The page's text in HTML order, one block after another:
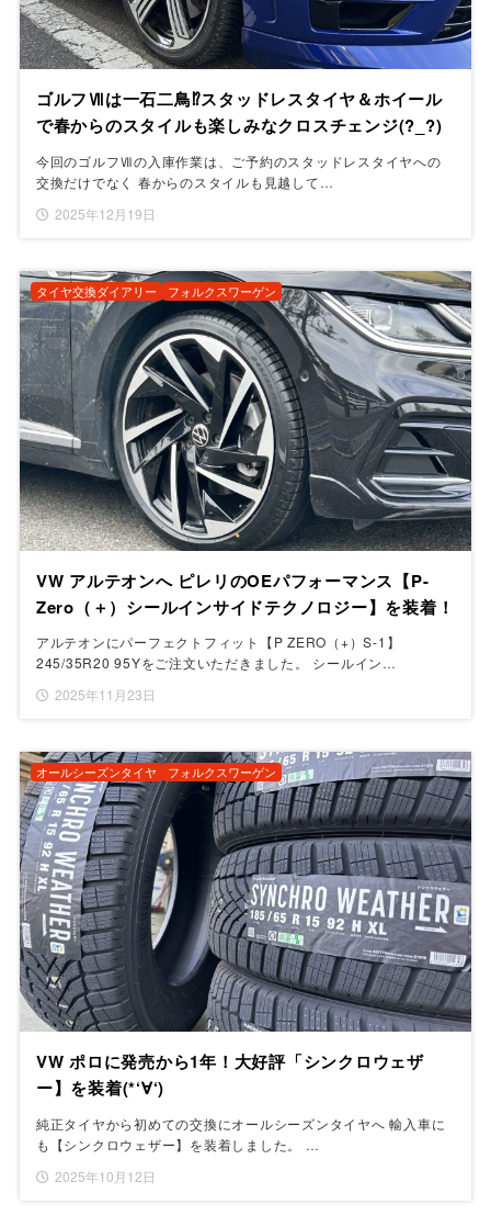
ゴルフⅦは一石二鳥⁉スタッドレスタイヤ＆ホイール
で春からのスタイルも楽しみなクロスチェンジ(?_?)
今回のゴルフⅦの入庫作業は、ご予約のスタッドレスタイヤへの
交換だけでなく 春からのスタイルも見越して…
2025年12月19日
VW アルテオンへ ピレリのOEパフォーマンス【P-
Zero（＋）シールインサイドテクノロジー】を装着！
アルテオンにパーフェクトフィット【P ZERO（+）S-1】
245/35R20 95Yをご注文いただきました。 シールイン…
2025年11月23日
タイヤ交換ダイアリー フォルクスワーゲン
VW ポロに発売から1年！大好評「シンクロウェザ
ー】を装着(*‘∀‘)
純正タイヤから初めての交換にオールシーズンタイヤへ 輸入車に
も【シンクロウェザー】を装着しました。 …
2025年10月12日
オールシーズンタイヤ フォルクスワーゲン